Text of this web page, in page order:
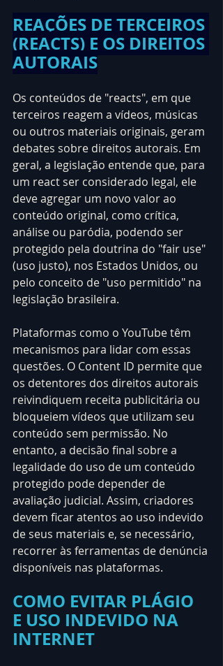
REAÇÕES DE TERCEIROS
(REACTS) E OS DIREITOS
AUTORAIS
Os conteúdos de "reacts", em que
terceiros reagem a vídeos, músicas
ou outros materiais originais, geram
debates sobre direitos autorais. Em
geral, a legislação entende que, para
um react ser considerado legal, ele
deve agregar um novo valor ao
conteúdo original, como crítica,
análise ou paródia, podendo ser
protegido pela doutrina do "fair use"
(uso justo), nos Estados Unidos, ou
pelo conceito de "uso permitido" na
legislação brasileira.
Plataformas como o YouTube têm
mecanismos para lidar com essas
questões. O Content ID permite que
os detentores dos direitos autorais
reivindiquem receita publicitária ou
bloqueiem vídeos que utilizam seu
conteúdo sem permissão. No
entanto, a decisão final sobre a
legalidade do uso de um conteúdo
protegido pode depender de
avaliação judicial. Assim, criadores
devem ficar atentos ao uso indevido
de seus materiais e, se necessário,
recorrer às ferramentas de denúncia
disponíveis nas plataformas.
COMO EVITAR PLÁGIO
E USO INDEVIDO NA
INTERNET